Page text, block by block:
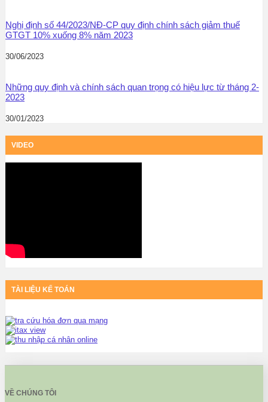
Nghị định số 44/2023/NĐ-CP quy định chính sách giảm thuế
GTGT 10% xuống 8% năm 2023
30/06/2023
Những quy định và chính sách quan trọng có hiệu lực từ tháng 2-
2023
30/01/2023
VIDEO
TÀI LIỆU KẾ TOÁN
VỀ CHÚNG TÔI